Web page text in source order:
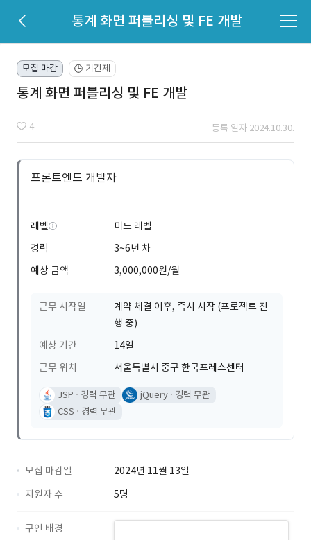
통계 화면 퍼블리싱 및 FE 개발
모집 마감 🕒 기간제
통계 화면 퍼블리싱 및 FE 개발
4 등록 일자 2024.10.30.
프론트엔드 개발자
레벨
미드 레벨
경력
3~6년 차
예상 금액
3,000,000원/월
근무 시작일
계약 체결 이후, 즉시 시작 (프로젝트 진
행 중)
예상 기간
14일
근무 위치
서울특별시 중구 한국프레스센터
JSP 경력 무관 jQuery
경력 무관
CSS
경력 무관
모집 마감일
2024년 11월 13일
지원자 수
5명
구인 배경